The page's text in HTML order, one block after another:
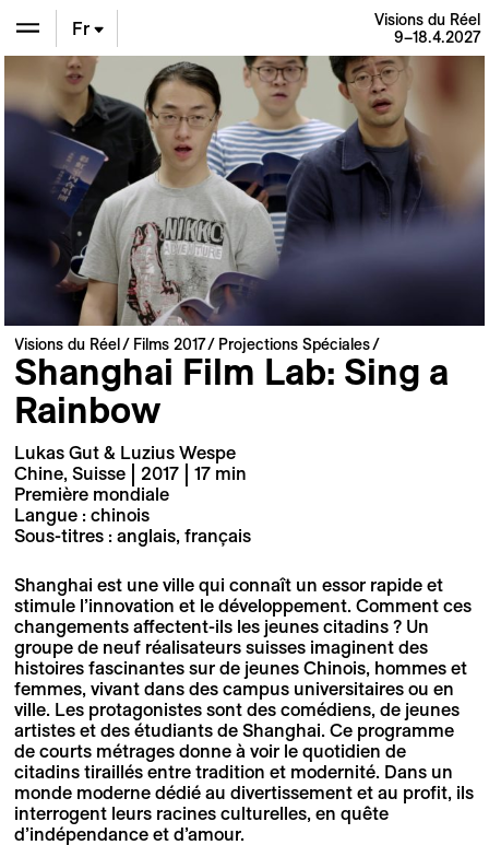
En
De
Fr
Visions du Réel
9–18.4.2027
Visions du Réel Films 2017 Projections Spéciales
Shanghai Film Lab: Sing a
Rainbow
Lukas Gut & Luzius Wespe
Chine, Suisse | 2017 | 17 min
Première mondiale
Langue : chinois
Sous-titres : anglais, français
Shanghai est une ville qui connaît un essor rapide et
stimule l’innovation et le développement. Comment ces
changements affectent-ils les jeunes citadins ? Un
groupe de neuf réalisateurs suisses imaginent des
histoires fascinantes sur de jeunes Chinois, hommes et
femmes, vivant dans des campus universitaires ou en
ville. Les protagonistes sont des comédiens, de jeunes
artistes et des étudiants de Shanghai. Ce programme
de courts métrages donne à voir le quotidien de
citadins tiraillés entre tradition et modernité. Dans un
monde moderne dédié au divertissement et au profit, ils
interrogent leurs racines culturelles, en quête
d’indépendance et d’amour.